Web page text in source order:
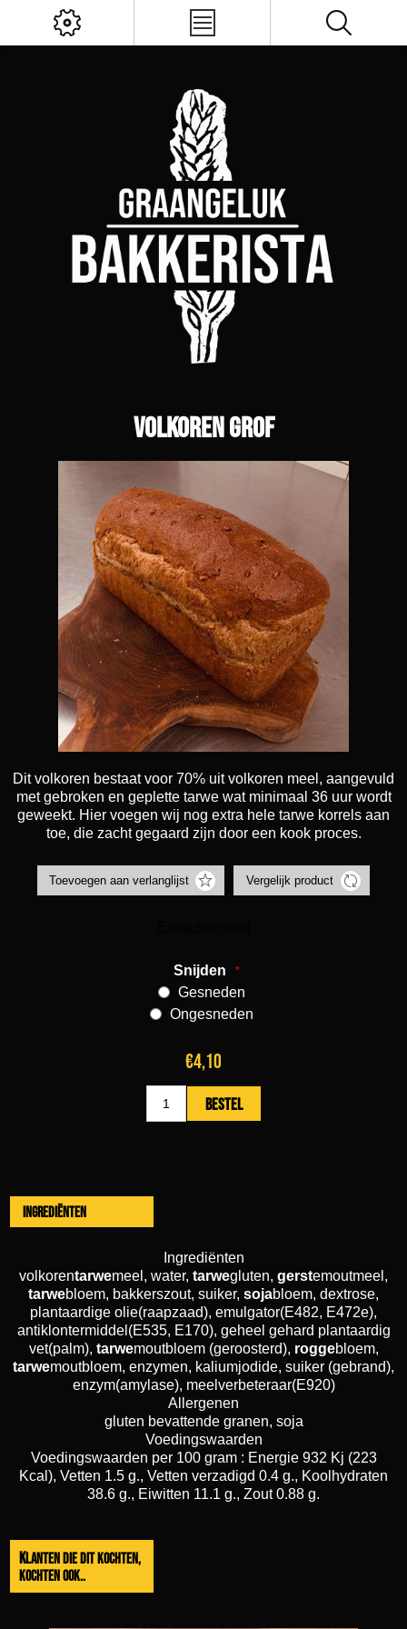
Volkoren grof
Dit volkoren bestaat voor 70% uit volkoren meel, aangevuld
met gebroken en geplette tarwe wat minimaal 36 uur wordt
geweekt. Hier voegen wij nog extra hele tarwe korrels aan
toe, die zacht gegaard zijn door een kook proces.
Snijden *
Gesneden
Ongesneden
€4,10
Ingrediënten
Ingrediënten
volkorentarwemeel, water, tarwegluten, gerstemoutmeel,
tarwebloem, bakkerszout, suiker, sojabloem, dextrose,
plantaardige olie(raapzaad), emulgator(E482, E472e),
antiklontermiddel(E535, E170), geheel gehard plantaardig
vet(palm), tarwemoutbloem (geroosterd), roggebloem,
tarwemoutbloem, enzymen, kaliumjodide, suiker (gebrand),
enzym(amylase), meelverbeteraar(E920)
Allergenen
gluten bevattende granen, soja
Voedingswaarden
Voedingswaarden per 100 gram : Energie 932 Kj (223
Kcal), Vetten 1.5 g., Vetten verzadigd 0.4 g., Koolhydraten
38.6 g., Eiwitten 11.1 g., Zout 0.88 g.
Klanten die dit kochten,
kochten ook..